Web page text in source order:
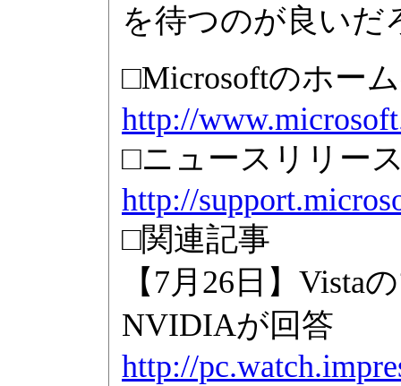
を待つのが良いだ
□Microsoftのホー
http://
□ニュースリリー
http://
□関連記事
【7月26日】Vista
NVIDIAが回答
http://